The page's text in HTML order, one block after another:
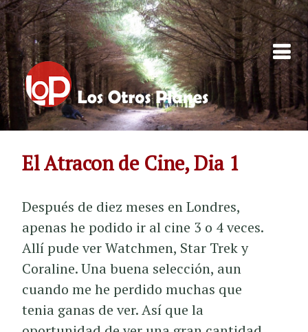
Skip to content
El Atracon de Cine, Dia 1
Después de diez meses en Londres,
apenas he podido ir al cine 3 o 4 veces.
Allí pude ver Watchmen, Star Trek y
Coraline. Una buena selección, aun
cuando me he perdido muchas que
tenia ganas de ver. Así que la